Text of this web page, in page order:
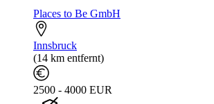
Places to Be GmbH
Innsbruck
(14 km entfernt)
2500 - 4000 EUR